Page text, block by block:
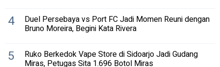
4 Duel Persebaya vs Port FC Jadi Momen Reuni dengan
Bruno Moreira, Begini Kata Rivera
5 Ruko Berkedok Vape Store di Sidoarjo Jadi Gudang
Miras, Petugas Sita 1.696 Botol Miras